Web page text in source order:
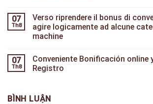
07
Th8
Verso riprendere il bonus di
agire logicamente ad alcune
machine
07
Th8
Conveniente Bonificación online
Registro
BÌNH LUẬN